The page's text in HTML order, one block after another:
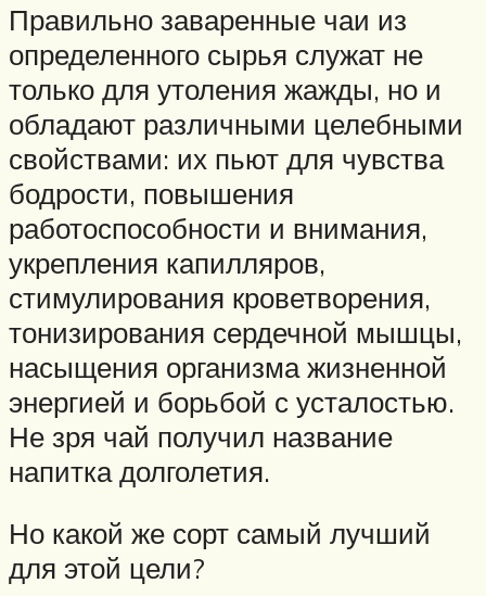
Правильно заваренные чаи из
определенного сырья служат не
только для утоления жажды, но и
обладают различными целебными
свойствами: их пьют для чувства
бодрости, повышения
работоспособности и внимания,
укрепления капилляров,
стимулирования кроветворения,
тонизирования сердечной мышцы,
насыщения организма жизненной
энергией и борьбой с усталостью.
Не зря чай получил название
напитка долголетия.
Но какой же сорт самый лучший
для этой цели?